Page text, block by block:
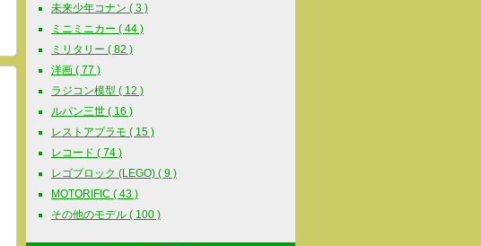
未来少年コナン ( 3 )
ミニミニカー ( 44 )
ミリタリー ( 82 )
洋画 ( 77 )
ラジコン模型 ( 12 )
ルパン三世 ( 16 )
レストアプラモ ( 15 )
レコード ( 74 )
レゴブロック (LEGO) ( 9 )
MOTORIFIC ( 43 )
その他のモデル ( 100 )